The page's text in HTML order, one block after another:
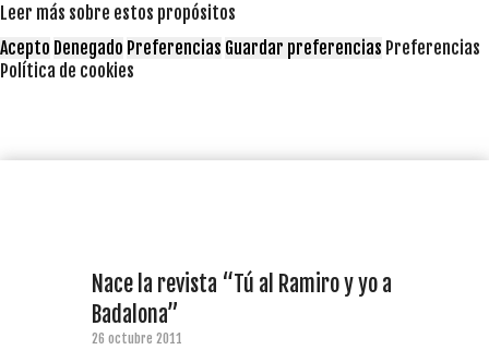
Leer más sobre estos propósitos
Acepto Denegado Preferencias Guardar preferencias Preferencias
Política de cookies
Nace la revista “Tú al Ramiro y yo a
Badalona”
26 octubre 2011